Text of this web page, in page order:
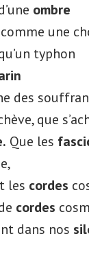
ombre
comme une
typhon
des
que
Que les
les cordes
cordes
dans nos